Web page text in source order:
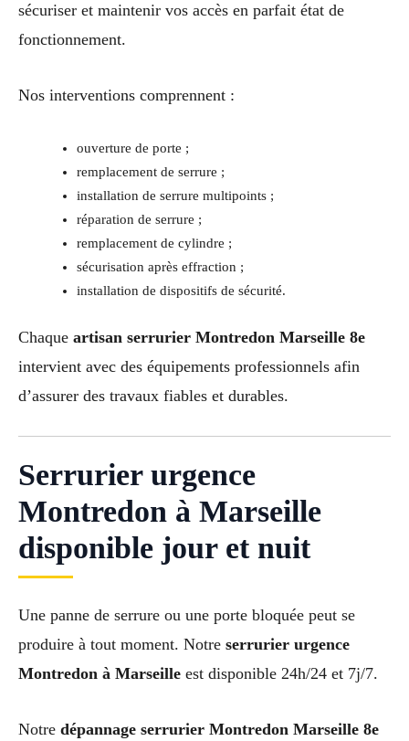
sécuriser et maintenir vos accès en parfait état de
fonctionnement.
Nos interventions comprennent :
ouverture de porte ;
remplacement de serrure ;
installation de serrure multipoints ;
réparation de serrure ;
remplacement de cylindre ;
sécurisation après effraction ;
installation de dispositifs de sécurité.
Chaque artisan serrurier Montredon Marseille 8e
intervient avec des équipements professionnels afin
d’assurer des travaux fiables et durables.
Serrurier urgence
Montredon à Marseille
disponible jour et nuit
Une panne de serrure ou une porte bloquée peut se
produire à tout moment. Notre serrurier urgence
Montredon à Marseille est disponible 24h/24 et 7j/7.
Notre dépannage serrurier Montredon Marseille 8e